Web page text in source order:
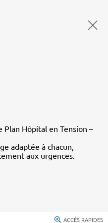
Plan Hôpital en Tension –
adaptée à chacun,
aux urgences.
ACCÈS RAPIDES